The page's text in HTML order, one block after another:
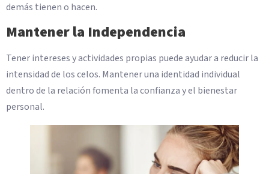
demás tienen o hacen.
Mantener la Independencia
Tener intereses y actividades propias puede ayudar a reducir la
intensidad de los celos. Mantener una identidad individual
dentro de la relación fomenta la confianza y el bienestar
personal.